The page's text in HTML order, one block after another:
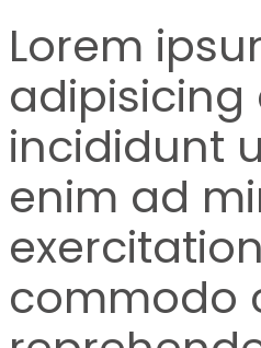
Lorem
adipisicing
incididunt
enim ad
commodo